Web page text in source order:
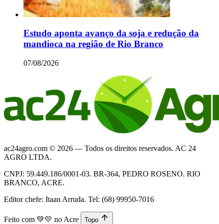
Estudo aponta avanço da soja e redução da
mandioca na região de Rio Branco
07/08/2026
ac24agro.com © 2026 — Todos os direitos reservados. AC 24
AGRO LTDA.
CNPJ: 59.449.186/0001-03. BR-364, PEDRO ROSENO. RIO
BRANCO, ACRE.
Editor chefe: Itaan Arruda. Tel: (68) 99950-7016
Feito com 💚💛 no Acre Topo